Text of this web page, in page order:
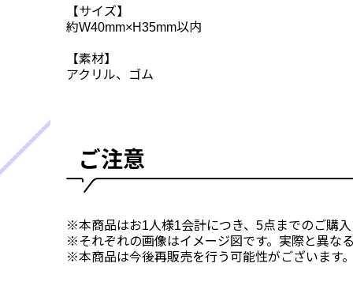
【サイズ】
約W40mm×H35mm以内
【素材】
アクリル、ゴム
ご注意
※本商品はお1人様1会計につき、5点までのご購
※それぞれの画像はイメージ図です。実際と異な
※本商品は今後再販売を行う可能性がございます